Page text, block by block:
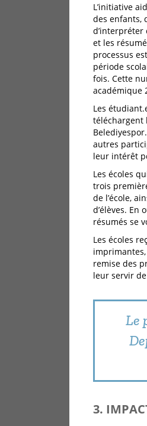
L’initiative
des enfants,
d’interpréter
et les
processus
période
fois. Cette
académique
Les
téléchargent
autres
leur intérêt
Les écoles
trois
de l’école,
d’élèves.
résumés se
Les écoles
remise des
leur servir
Le
3.